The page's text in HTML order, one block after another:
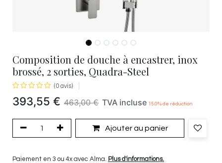
Composition de douche à encastrer, inox
brossé, 2 sorties, Quadra-Steel
(0 avis)
393,55 € 463,00€ TVA incluse 15.0% de réduction
Ajouter au panier
Paiement en 3 ou 4x avec Alma. Plus d'informations.